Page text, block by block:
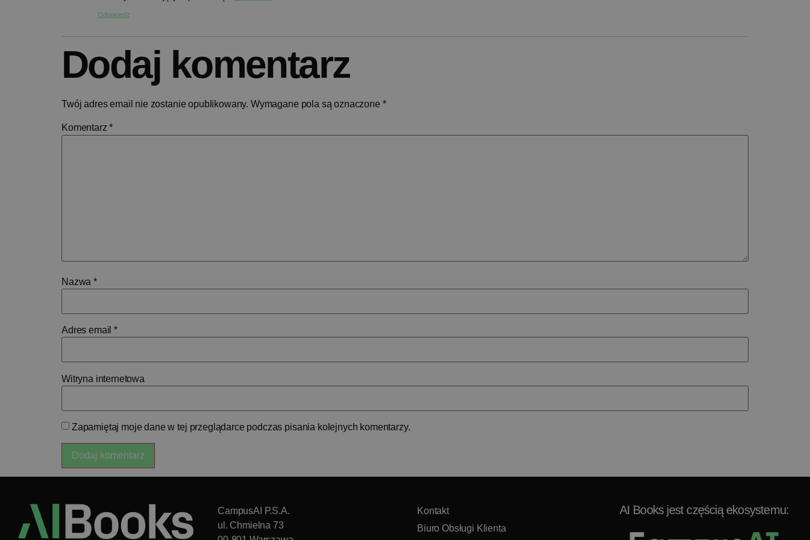
Odpowiedz
Dodaj komentarz
Twój adres email nie zostanie opublikowany. Wymagane pola są oznaczone *
Komentarz*
Nazwa*
Adres email*
Witryna internetowa
Zapamiętaj moje dane w tej przeglądarce podczas pisania kolejnych komentarzy.
CampusAI P.S.A.
ul. Chmielna 73
Kontakt
Biuro Obsługi Klienta
AI Books jest częścią ekosystemu: